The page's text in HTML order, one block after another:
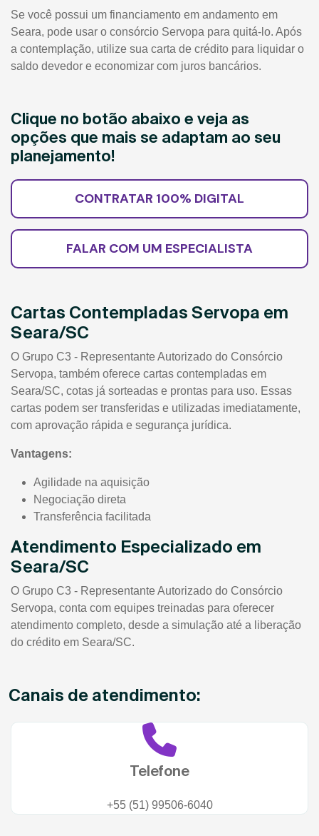
Se você possui um financiamento em andamento em
Seara, pode usar o consórcio Servopa para quitá-lo. Após
a contemplação, utilize sua carta de crédito para liquidar o
saldo devedor e economizar com juros bancários.
Clique no botão abaixo e veja as
opções que mais se adaptam ao seu
planejamento!
CONTRATAR 100% DIGITAL
FALAR COM UM ESPECIALISTA
Cartas Contempladas Servopa em
Seara/SC
O Grupo C3 - Representante Autorizado do Consórcio
Servopa, também oferece cartas contempladas em
Seara/SC, cotas já sorteadas e prontas para uso. Essas
cartas podem ser transferidas e utilizadas imediatamente,
com aprovação rápida e segurança jurídica.
Vantagens:
Agilidade na aquisição
Negociação direta
Transferência facilitada
Atendimento Especializado em
Seara/SC
O Grupo C3 - Representante Autorizado do Consórcio
Servopa, conta com equipes treinadas para oferecer
atendimento completo, desde a simulação até a liberação
do crédito em Seara/SC.
Canais de atendimento:
Telefone
+55 (51) 99506-6040